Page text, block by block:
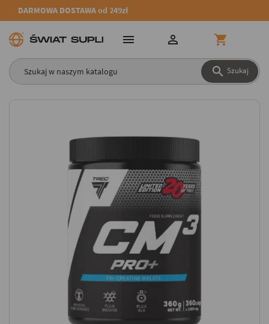
DARMOWA DOSTAWA od 249zł
 Szukaj
  